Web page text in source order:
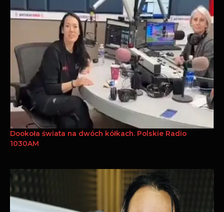
Dookoła świata na dwóch kółkach. Polskie Radio
1030AM